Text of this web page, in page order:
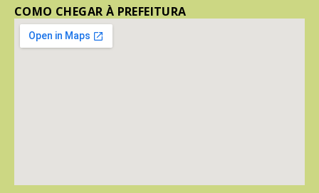
COMO CHEGAR À PREFEITURA